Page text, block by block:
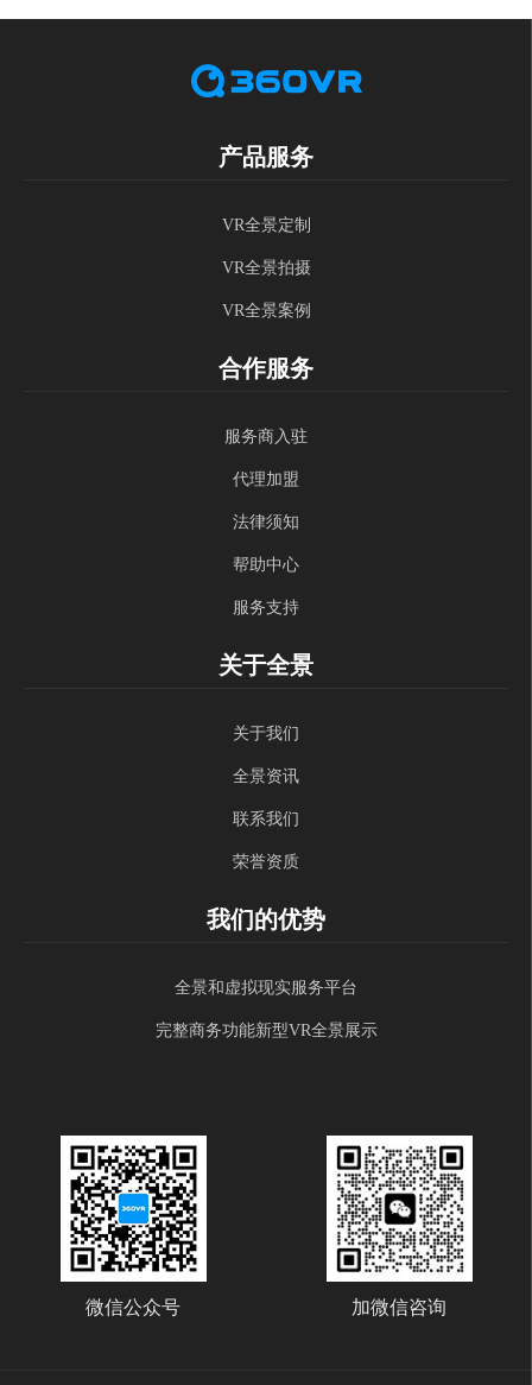
产品服务
VR全景定制
VR全景拍摄
VR全景案例
合作服务
服务商入驻
代理加盟
法律须知
帮助中心
服务支持
关于全景
关于我们
全景资讯
联系我们
荣誉资质
我们的优势
全景和虚拟现实服务平台
完整商务功能新型VR全景展示
微信公众号 加微信咨询